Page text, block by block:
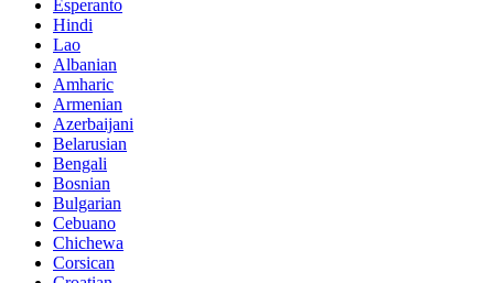
Esperanto
Hindi
Lao
Albanian
Amharic
Armenian
Azerbaijani
Belarusian
Bengali
Bosnian
Bulgarian
Cebuano
Chichewa
Corsican